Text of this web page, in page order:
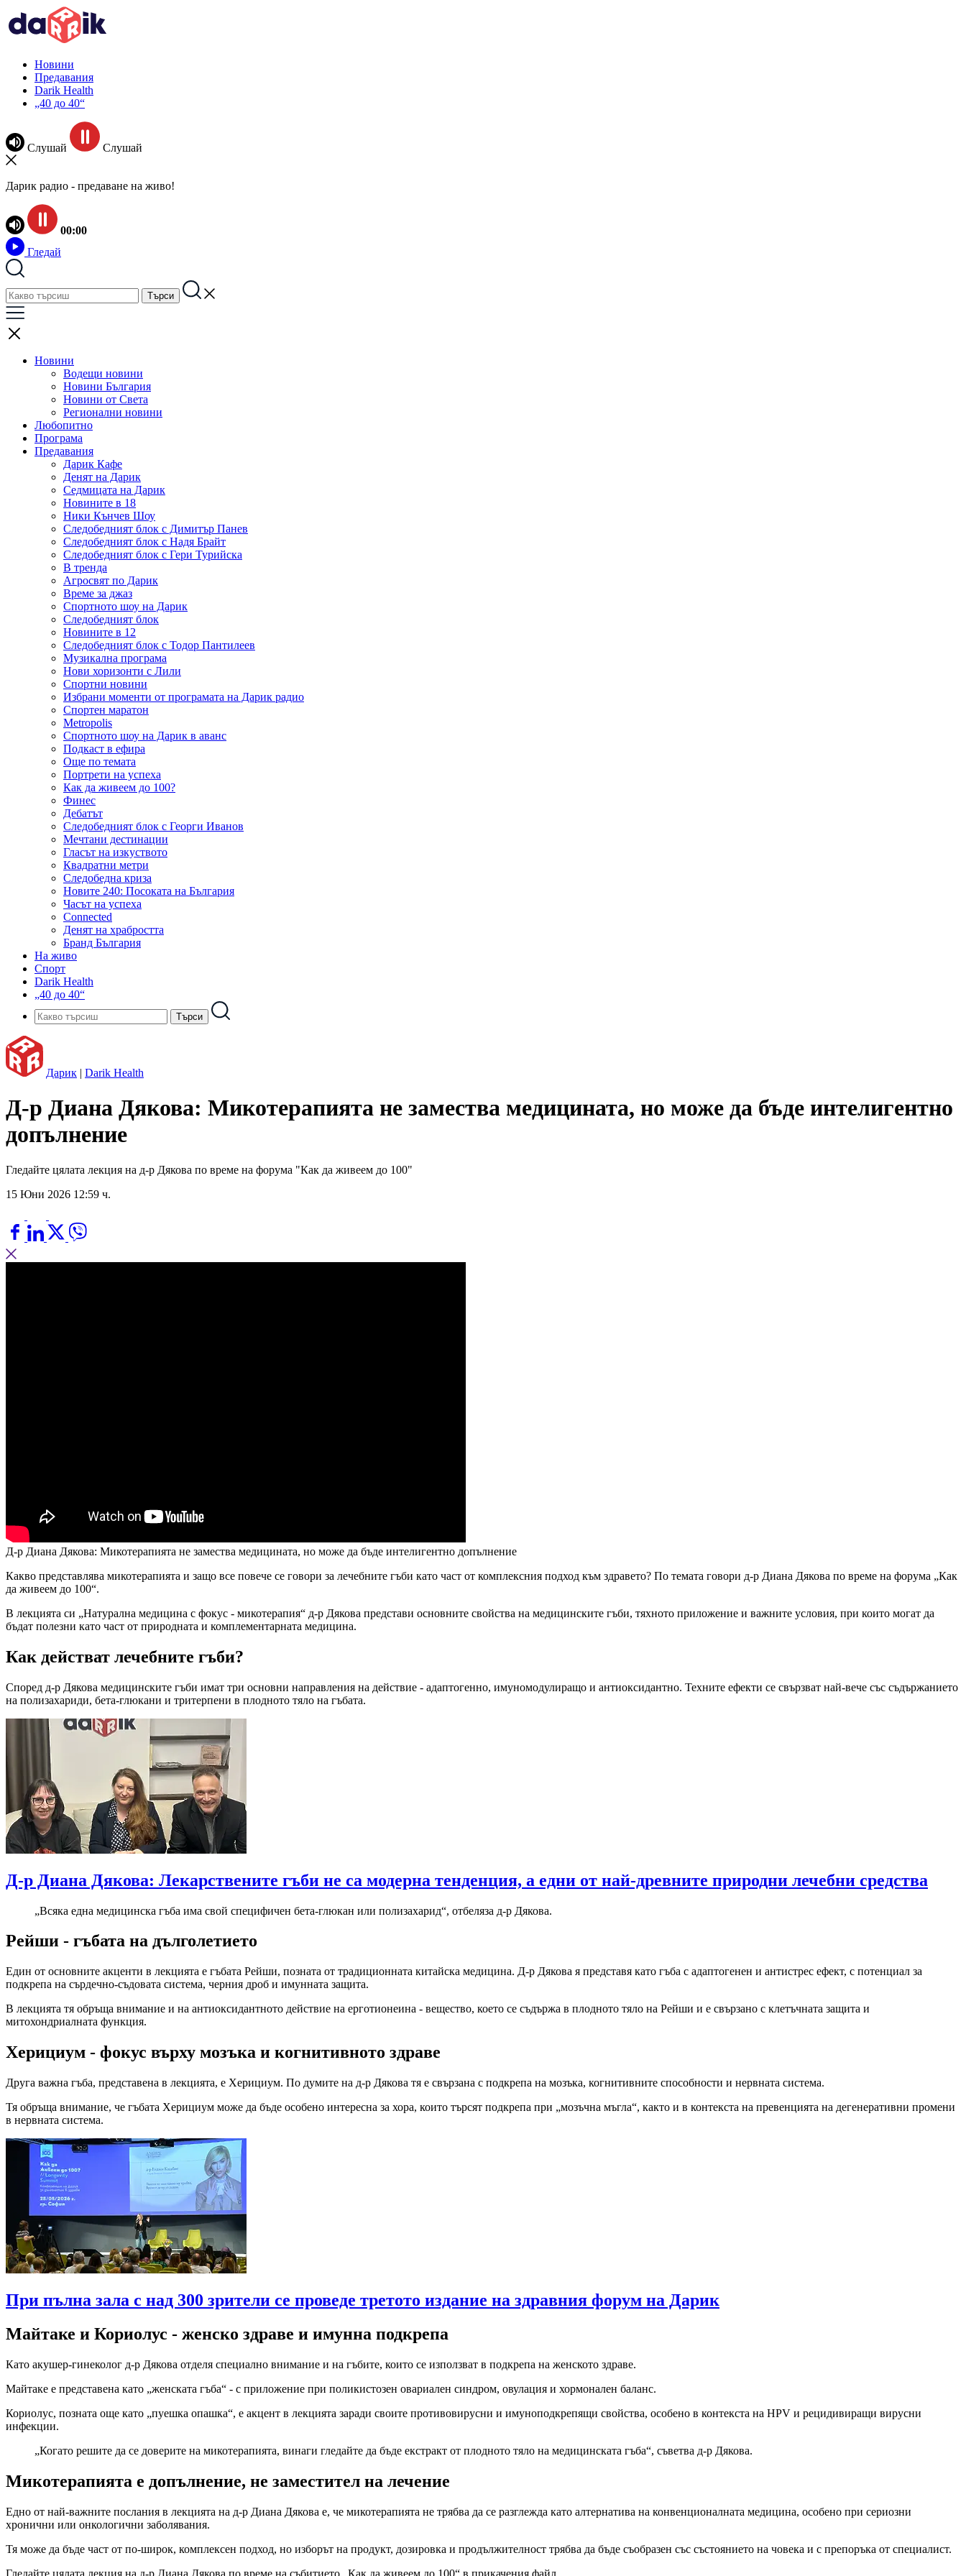
Новини
Предавания
Darik Health
„40 до 40“
Слушай Слушай
Дарик радио - предаване на живо!
00:00
Гледай
Новини
Водещи новини
Новини България
Новини от Света
Регионални новини
Любопитно
Програма
Предавания
Дарик Кафе
Денят на Дарик
Седмицата на Дарик
Новините в 18
Ники Кънчев Шоу
Следобедният блок с Димитър Панев
Следобедният блок с Надя Брайт
Следобедният блок с Гери Турийска
В тренда
Агросвят по Дарик
Време за джаз
Спортното шоу на Дарик
Следобедният блок
Новините в 12
Следобедният блок с Тодор Пантилеев
Музикална програма
Нови хоризонти с Лили
Спортни новини
Избрани моменти от програмата на Дарик радио
Спортен маратон
Metropolis
Спортното шоу на Дарик в аванс
Подкаст в ефира
Още по темата
Портрети на успеха
Как да живеем до 100?
Финес
Дебатът
Следобедният блок с Георги Иванов
Мечтани дестинации
Гласът на изкуството
Квадратни метри
Следобедна криза
Новите 240: Посоката на България
Часът на успеха
Connected
Денят на храбростта
Бранд България
На живо
Спорт
Darik Health
„40 до 40“
Дарик | Darik Health
Д-р Диана Дякова: Микотерапията не замества медицината, но може да бъде интелигентно
допълнение
Гледайте цялата лекция на д-р Дякова по време на форума "Как да живеем до 100"
15 Юни 2026 12:59 ч.
Д-р Диана Дякова: Микотерапията не замества медицината, но може да бъде интелигентно допълнение
Какво представлява микотерапията и защо все повече се говори за лечебните гъби като част от комплексния подход към здравето? По темата говори д-р Диана Дякова по време на форума „Как
да живеем до 100“.
В лекцията си „Натурална медицина с фокус - микотерапия“ д-р Дякова представи основните свойства на медицинските гъби, тяхното приложение и важните условия, при които могат да
бъдат полезни като част от природната и комплементарната медицина.
Как действат лечебните гъби?
Според д-р Дякова медицинските гъби имат три основни направления на действие - адаптогенно, имуномодулиращо и антиоксидантно. Техните ефекти се свързват най-вече със съдържанието
на полизахариди, бета-глюкани и тритерпени в плодното тяло на гъбата.
Д-р Диана Дякова: Лекарствените гъби не са модерна тенденция, а едни от най-древните природни лечебни средства
„Всяка една медицинска гъба има свой специфичен бета-глюкан или полизахарид“, отбеляза д-р Дякова.
Рейши - гъбата на дълголетието
Един от основните акценти в лекцията е гъбата Рейши, позната от традиционната китайска медицина. Д-р Дякова я представя като гъба с адаптогенен и антистрес ефект, с потенциал за
подкрепа на сърдечно-съдовата система, черния дроб и имунната защита.
В лекцията тя обръща внимание и на антиоксидантното действие на ерготионеина - вещество, което се съдържа в плодното тяло на Рейши и е свързано с клетъчната защита и
митохондриалната функция.
Херициум - фокус върху мозъка и когнитивното здраве
Друга важна гъба, представена в лекцията, е Херициум. По думите на д-р Дякова тя е свързана с подкрепа на мозъка, когнитивните способности и нервната система.
Тя обръща внимание, че гъбата Херициум може да бъде особено интересна за хора, които търсят подкрепа при „мозъчна мъгла“, както и в контекста на превенцията на дегенеративни промени
в нервната система.
При пълна зала с над 300 зрители се проведе третото издание на здравния форум на Дарик
Майтаке и Кориолус - женско здраве и имунна подкрепа
Като акушер-гинеколог д-р Дякова отделя специално внимание и на гъбите, които се използват в подкрепа на женското здраве.
Майтаке е представена като „женската гъба“ - с приложение при поликистозен овариален синдром, овулация и хормонален баланс.
Кориолус, позната още като „пуешка опашка“, е акцент в лекцията заради своите противовирусни и имуноподкрепящи свойства, особено в контекста на HPV и рецидивиращи вирусни
инфекции.
„Когато решите да се доверите на микотерапията, винаги гледайте да бъде екстракт от плодното тяло на медицинската гъба“, съветва д-р Дякова.
Микотерапията е допълнение, не заместител на лечение
Едно от най-важните послания в лекцията на д-р Диана Дякова е, че микотерапията не трябва да се разглежда като алтернатива на конвенционалната медицина, особено при сериозни
хронични или онкологични заболявания.
Тя може да бъде част от по-широк, комплексен подход, но изборът на продукт, дозировка и продължителност трябва да бъде съобразен със състоянието на човека и с препоръка от специалист.
Гледайте цялата лекция на д-р Диана Дякова по време на събитието „Как да живеем до 100“ в прикачения файл.